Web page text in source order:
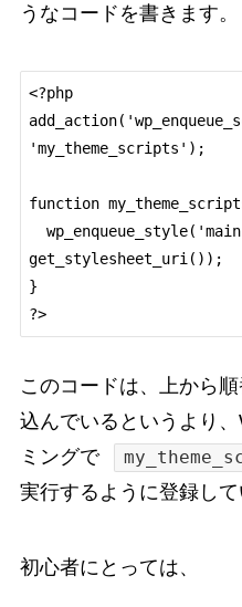
うなコードを書きます。
<?php
'my_theme_scripts');
function
get_stylesheet_uri());
}
?>
このコードは、上から
込んでいるというより
ミングで
実行するように登録して
初心者にとっては、